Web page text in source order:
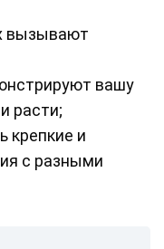
вызывают
вашу
расти;
крепкие и
с разными